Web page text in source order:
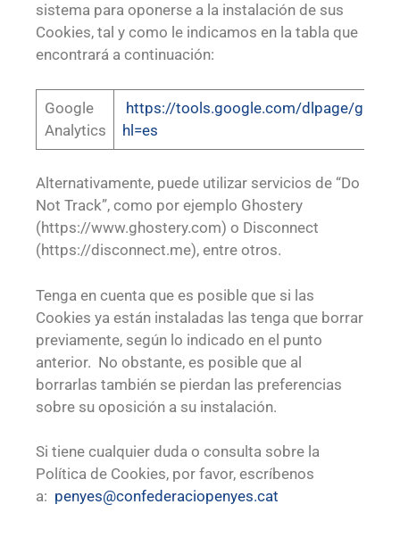
sistema para oponerse a la instalación de sus
Cookies, tal y como le indicamos en la tabla que
encontrará a continuación:
Google
Analytics
https://tools.google.com/dlpage/
hl=es
Alternativamente, puede utilizar servicios de “Do
Not Track”, como por ejemplo Ghostery
(https://www.ghostery.com) o Disconnect
(https://disconnect.me), entre otros.
Tenga en cuenta que es posible que si las
Cookies ya están instaladas las tenga que borrar
previamente, según lo indicado en el punto
anterior. No obstante, es posible que al
borrarlas también se pierdan las preferencias
sobre su oposición a su instalación.
Si tiene cualquier duda o consulta sobre la
Política de Cookies, por favor, escríbenos
a: penyes@confederaciopenyes.cat